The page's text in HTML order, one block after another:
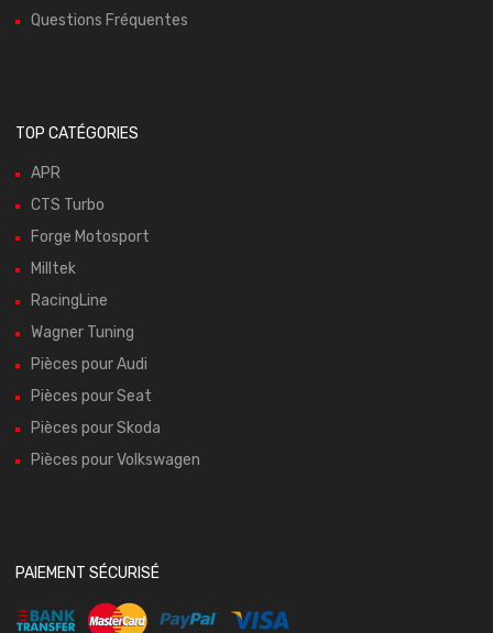
Questions Fréquentes
TOP CATÉGORIES
APR
CTS Turbo
Forge Motosport
Milltek
RacingLine
Wagner Tuning
Pièces pour Audi
Pièces pour Seat
Pièces pour Skoda
Pièces pour Volkswagen
PAIEMENT SÉCURISÉ